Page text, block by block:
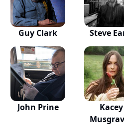
Guy Clark Steve
John Prine
Kacey